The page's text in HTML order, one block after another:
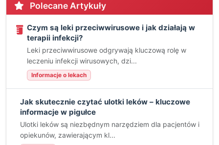
Polecane Artykuły
Czym są leki przeciwwirusowe i jak działają w
terapii infekcji?
Leki przeciwwirusowe odgrywają kluczową rolę w
leczeniu infekcji wirusowych, dzi...
Informacje o lekach
Jak skutecznie czytać ulotki leków – kluczowe
informacje w pigułce
Ulotki leków są niezbędnym narzędziem dla pacjentów i
opiekunów, zawierającym kl...